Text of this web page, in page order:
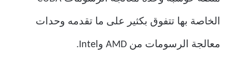
الخاصة بها تتفوق بكثير على ما تقدمه وحدات
معالجة الرسومات من AMD وIntel.